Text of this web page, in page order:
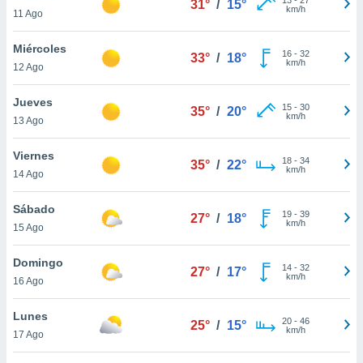
más
nuestra
y
de
disponible
cookies
aceptar
11 Ago
31° / 15°
km/h
Miércoles
12 Ago
33° / 18° 16- 32
km/h
Jueves
13 Ago
35° / 20° 15- 30
km/h
Viernes
14 Ago
35° / 22° 18- 34
km/h
Sábado
15 Ago
27° / 18° 19- 39
km/h
Domingo
16 Ago
27° / 17° 14- 32
km/h
Lunes
17 Ago
25° / 15° 20- 46
km/h